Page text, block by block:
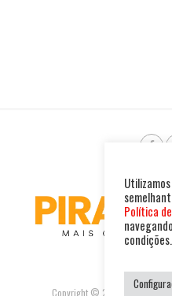
Copyright © 2025. Todos os
Política
condições.